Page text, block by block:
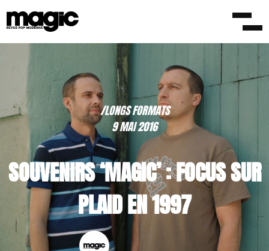
/LONGS FORMATS
9 MAI 2016
SOUVENIRS ‘MAGIC’ : FOCUS SUR
PLAID EN 1997